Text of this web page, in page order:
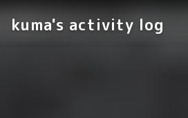
kuma's activity log